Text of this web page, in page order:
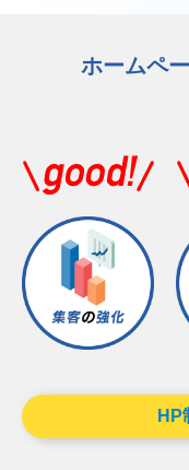
ホームペ
HP